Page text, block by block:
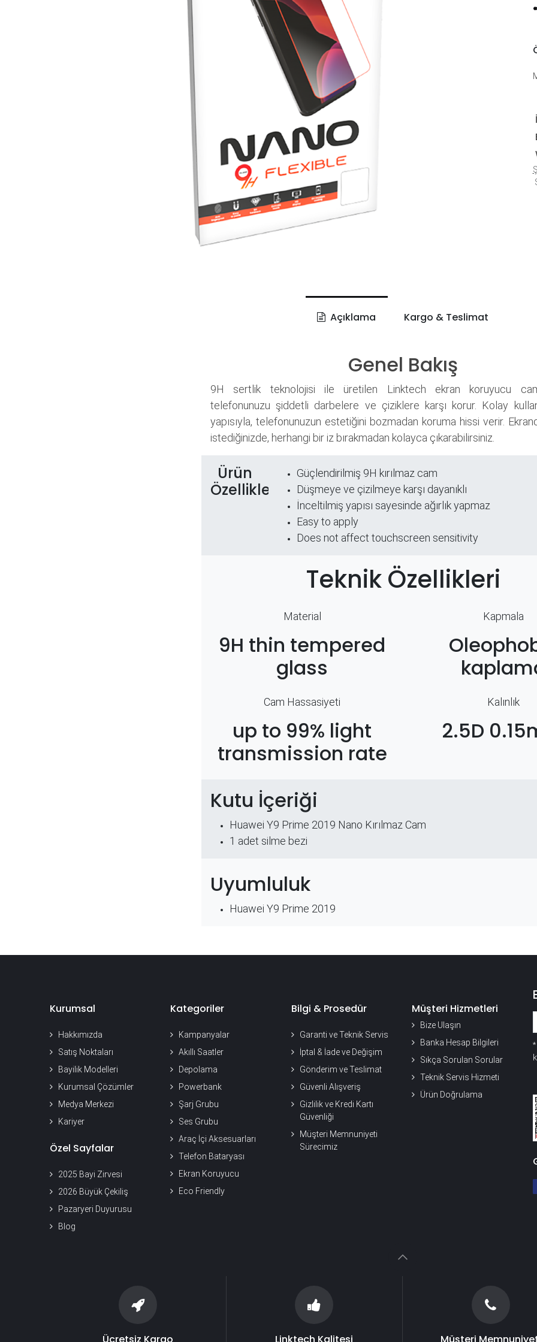
Açıklama Kargo & Teslimat
Genel Bakış
9H sertlik teknolojisi ile üretilen Linktech ekran koruyucu
telefonunuzu şiddetli darbelere ve çiziklere karşı korur. Kolay
yapısıyla, telefonunuzun estetiğini bozmadan koruma hissi verir.
istediğinizde, herhangi bir iz bırakmadan kolayca çıkarabilirsiniz.
Ürün
Özellikleri
Güçlendirilmiş 9H kırılmaz cam
Düşmeye ve çizilmeye karşı dayanıklı
İnceltilmiş yapısı sayesinde ağırlık yapmaz
Easy to apply
Does not affect touchscreen sensitivity
Teknik Özellikleri
Material
9H thin tempered
glass
Kapmala
Cam Hassasiyeti
up to 99% light
transmission rate
Kalınlık
2.5D
Kutu İçeriği
Huawei Y9 Prime 2019 Nano Kırılmaz Cam
​1 adet silme bezi
Uyumluluk
Huawei Y9 Prime 2019
Kurumsal
Hakkımızda
Satış Noktaları
Bayilik Modelleri
Kurumsal Çözümler
Medya Merkezi
Kariyer
Özel Sayfalar
2025 Bayi Zirvesi
2026 Büyük Çekiliş
Pazaryeri Duyurusu
Blog
Kategoriler
Kampanyalar
Akıllı Saatler
Depolama
Powerbank
Şarj Grubu
Ses Grubu
Araç İçi Aksesuarları
Telefon Bataryası
Ekran Koruyucu
Eco Friendly
Bilgi & Prosedür
Garanti ve Teknik Servis
İptal & İade ve Değişim
Gönderim ve Teslimat
Güvenli Alışveriş
Gizlilik ve Kredi Kartı
Güvenliği
Müşteri Memnuniyeti
Sürecimiz
Müşteri Hizmetleri
Bize Ulaşın
Banka Hesap Bilgileri
Sıkça Sorulan Sorular
Teknik Servis Hizmeti
Ürün Doğrulama
*